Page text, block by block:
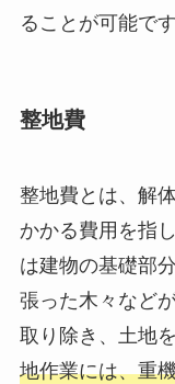
ることが可能です
整地費
整地費とは、解
かかる費用を指
は建物の基礎部
張った木々など
取り除き、土地
地作業には、重